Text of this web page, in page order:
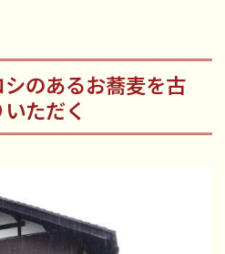
のあるお蕎麦を古
ただく